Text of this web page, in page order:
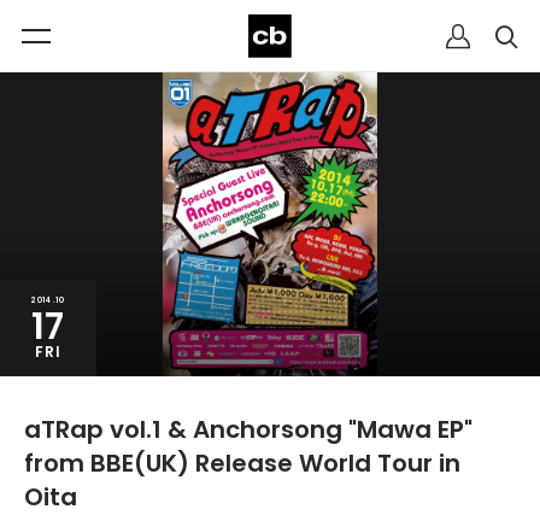
2014.10
17
FRI
aTRap vol.1 & Anchorsong "Mawa EP"
from BBE(UK) Release World Tour in
Oita